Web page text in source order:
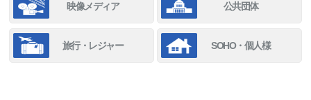
映像メディア 公共団体
旅行・レジャー SOHO・個人様